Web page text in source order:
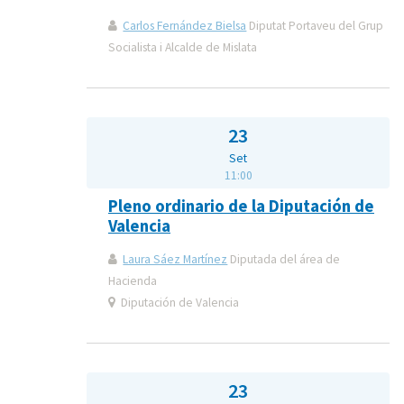
Carlos Fernández Bielsa Diputat Portaveu del Grup
Socialista i Alcalde de Mislata
23
Set
11:00
Pleno ordinario de la Diputación de
Valencia
Laura Sáez Martínez Diputada del área de
Hacienda
Diputación de Valencia
23